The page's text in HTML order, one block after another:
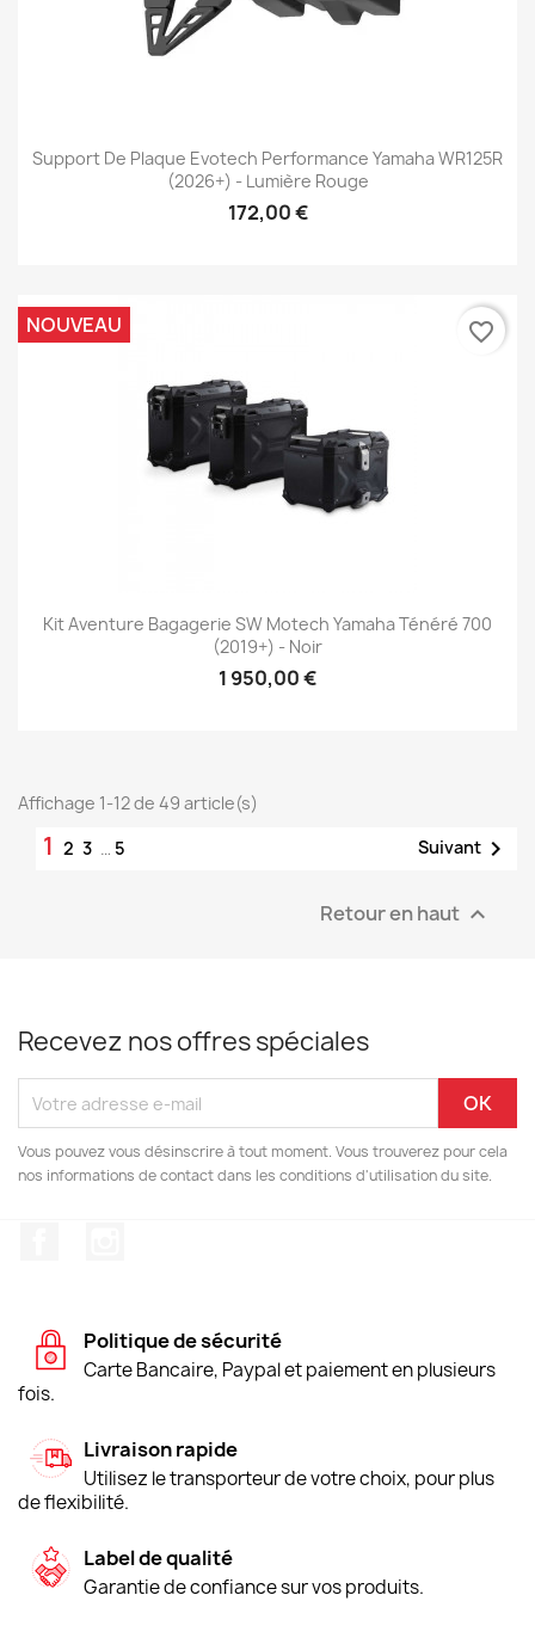
Support De Plaque Evotech Performance Yamaha WR125R
(2026+) - Lumière Rouge
172,00 €
Kit Aventure Bagagerie SW Motech Yamaha Ténéré 700
(2019+) - Noir
1 950,00 €
NOUVEAU favorite_border
Affichage 1-12 de 49 article(s)
1 2 3 … 5 Suivant 
Retour en haut 
Recevez nos offres spéciales
Vous pouvez vous désinscrire à tout moment. Vous trouverez pour cela
nos informations de contact dans les conditions d'utilisation du site.
Politique de sécurité
Carte Bancaire, Paypal et paiement en plusieurs
fois.
Livraison rapide
Utilisez le transporteur de votre choix, pour plus
de flexibilité.
Label de qualité
Garantie de confiance sur vos produits.